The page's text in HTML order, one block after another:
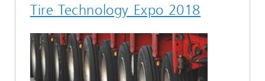
Tire Technology Expo 2018